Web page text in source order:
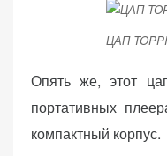
ЦАП
Опять же, этот
портативных
компактный корпус.